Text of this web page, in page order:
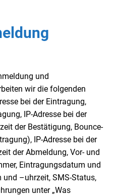
und
wir die folgenden
bei der Eintragung,
IP-Adresse bei der
der Bestätigung, Bounce-
IP-Adresse bei der
der Abmeldung, Vor- und
Eintragungsdatum und
–uhrzeit, SMS-Status,
unter „Was